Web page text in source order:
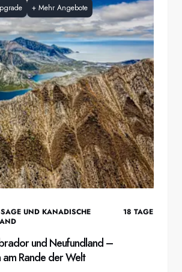
+ Mehr Angebote
UND KANADISCHE
18 TAGE
und Neufundland –
Rande der Welt